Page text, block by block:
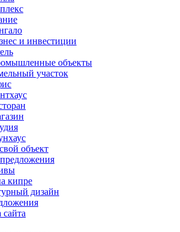
и инвестиции
объекты
участок
объект
кипре
дизайн